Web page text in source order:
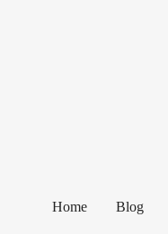
Home Blog